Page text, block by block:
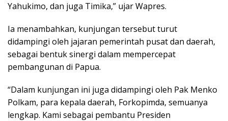
Yahukimo, dan juga Timika,” ujar Wapres.
Ia menambahkan, kunjungan tersebut turut
didampingi oleh jajaran pemerintah pusat dan daerah,
sebagai bentuk sinergi dalam mempercepat
pembangunan di Papua.
“Dalam kunjungan ini juga didampingi oleh Pak Menko
Polkam, para kepala daerah, Forkopimda, semuanya
lengkap. Kami sebagai pembantu Presiden